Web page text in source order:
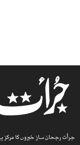
جرأت رجحان ساز خبروں کا مرکز